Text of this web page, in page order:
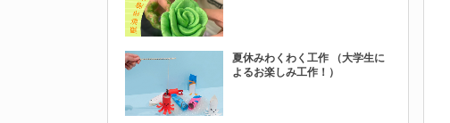
夏休みわくわく工作 （大学生に
よるお楽しみ工作！）